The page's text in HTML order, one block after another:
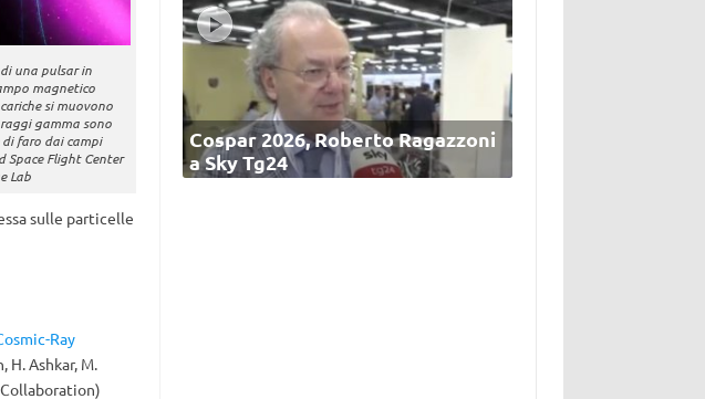
una pulsar in
magnetico
si muovono
gamma sono
faro dai campi
Space Flight Center
Lab
sulle particelle
Ray
H. Ashkar, M.
Collaboration)
Cospar 2026, Roberto Ragazzoni
a Sky Tg24